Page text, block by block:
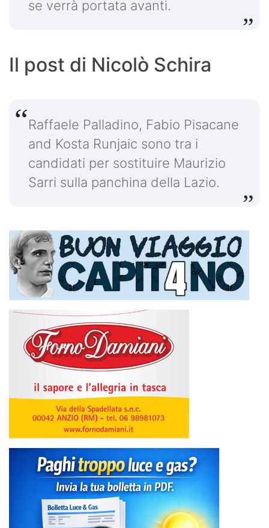
se verrà portata avanti.
Il post di Nicolò Schira
Raffaele Palladino, Fabio Pisacane
and Kosta Runjaic sono tra i
candidati per sostituire Maurizio
Sarri sulla panchina della Lazio.